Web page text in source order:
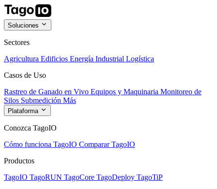
Soluciones
Sectores
Agricultura Edificios Energía Industrial Logística
Casos de Uso
Rastreo de Ganado en Vivo Equipos y Maquinaria Monitoreo de
Silos Submedición Más
Plataforma
Conozca TagoIO
Cómo funciona TagoIO Comparar TagoIO
Productos
TagoIO TagoRUN TagoCore TagoDeploy TagoTiP